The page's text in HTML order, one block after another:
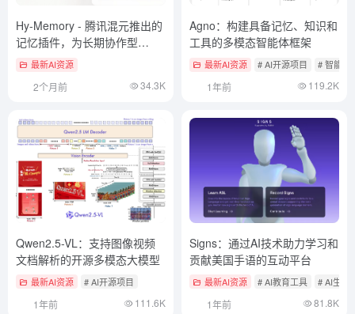
Hy-Memory - 腾讯混元推出的
记忆插件，为长期协作型
Agent 设计
最新AI资源
2个月前 34.3K
Agno：构建具备记忆、知识和
工具的多模态智能体框架
最新AI资源 # AI开源项目 # 智能体
1年前 119.2K
Qwen2.5-VL：支持图像视频
文档解析的开源多模态大模型
最新AI资源 # AI开源项目
1年前 111.6K
Signs：通过AI技术助力学习和
贡献美国手语的互动平台
最新AI资源 # AI教育工具 # AI生活
1年前 81.8K